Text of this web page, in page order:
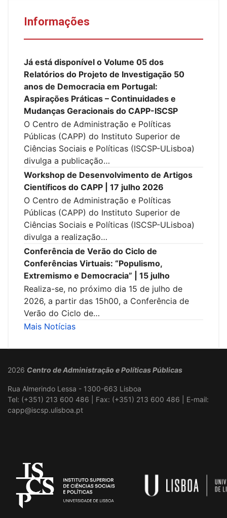
Informações
Já está disponível o Volume 05 dos
Relatórios do Projeto de Investigação 50
anos de Democracia em Portugal:
Aspirações Práticas – Continuidades e
Mudanças Geracionais do CAPP-ISCSP
O Centro de Administração e Políticas
Públicas (CAPP) do Instituto Superior de
Ciências Sociais e Políticas (ISCSP-ULisboa)
divulga a publicação…
Workshop de Desenvolvimento de Artigos
Científicos do CAPP | 17 julho 2026
O Centro de Administração e Políticas
Públicas (CAPP) do Instituto Superior de
Ciências Sociais e Políticas (ISCSP-ULisboa)
divulga a realização…
Conferência de Verão do Ciclo de
Conferências Virtuais: “Populismo,
Extremismo e Democracia” | 15 julho
Realiza-se, no próximo dia 15 de julho de
2026, a partir das 15h00, a Conferência de
Verão do Ciclo de…
Mais Notícias
2026 Centro de Administração e Políticas Públicas
Rua Almerindo Lessa - 1300-663 Lisboa
Tel: (+351) 213 600 486 | Fax: (+351) 213 600 486 | E-mail:
capp@iscsp.ulisboa.pt